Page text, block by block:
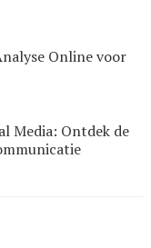
Online voor
Media: Ontdek de